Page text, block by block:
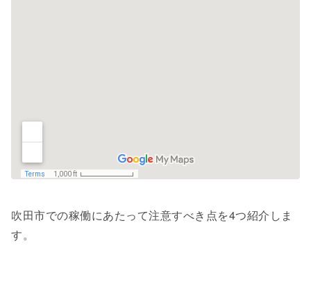
吹田市での稼働にあたって注意すべき点を4つ紹介しま
す。